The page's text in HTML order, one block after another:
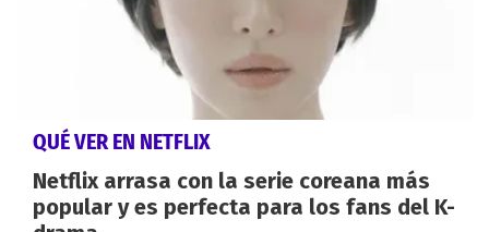
QUÉ VER EN NETFLIX
Netflix arrasa con la serie coreana más
popular y es perfecta para los fans del K-